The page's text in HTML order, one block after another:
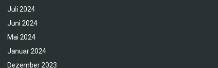
Juli 2024
Juni 2024
Mai 2024
Januar 2024
Dezember 2023